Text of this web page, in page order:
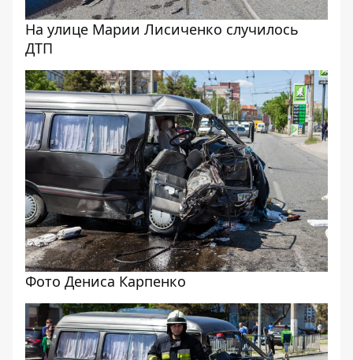
На улице Марии Лисиченко случилось
ДТП
Фото Дениса Карпенко